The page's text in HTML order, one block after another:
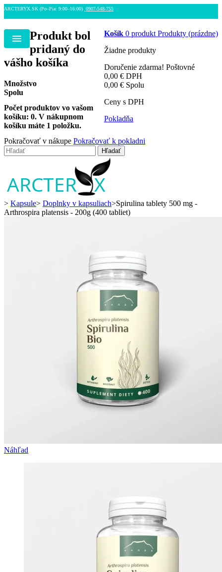
ARCTERYX.SK (Po–Pia: 9:00–16:00) 0907-548-755
Menu
Košík 0 produkt Produkty (prázdne)
Žiadne produkty
Doručenie zdarma! Poštovné
0,00 € DPH
0,00 € Spolu
Ceny s DPH
Pokladňa
Produkt bol
pridaný do
vášho košíka
Množstvo
Spolu
Počet produktov vo vašom
košíku: 0. V nákupnom
košíku máte 1 položku.
Pokračovať v nákupe Pokračovať k pokladni
Hľadať
> Kapsule> Doplnky v kapsuliach>Spirulina tablety 500 mg -
Arthrospira platensis - 200g (400 tabliet)
Náhľad